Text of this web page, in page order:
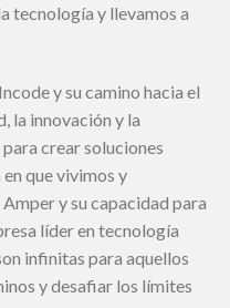
tecnología y llevamos a
y su camino hacia el
la innovación y la
crear soluciones
que vivimos y
y su capacidad para
líder en tecnología
infinitas para aquellos
y desafiar los límites